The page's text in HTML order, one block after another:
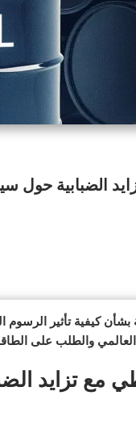
الضبابية حول
كيفية تأثير الرسوم
والطلب على
مع تزايد